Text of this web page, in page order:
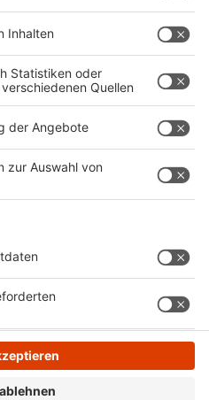
dass es weiter
von Stadt zu stadt